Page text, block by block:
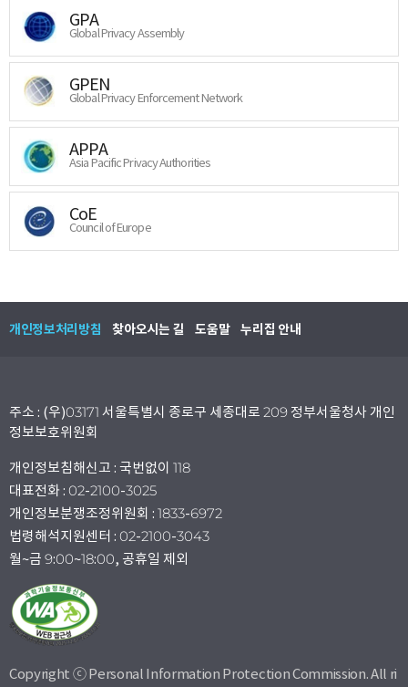
GPA
Global Privacy Assembly
GPEN
Global Privacy Enforcement Network
APPA
Asia Pacific Privacy Authorities
CoE
Council of Europe
개인정보처리방침 찾아오시는 길 도움말 누리집 안내
주소 : (우)03171 서울특별시 종로구 세종대로 209 정부서울청사 개인
정보보호위원회
개인정보침해신고 : 국번없이 118
대표전화 : 02-2100-3025
개인정보분쟁조정위원회 : 1833-6972
법령해석지원센터 : 02-2100-3043
월~금 9:00~18:00, 공휴일 제외
Copyright ⓒ Personal Information Protection Commission. All ri